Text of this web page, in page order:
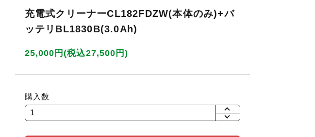
充電式クリーナーCL182FDZW(本体のみ)+バ
ッテリBL1830B(3.0Ah)
25,000円(税込27,500円)
購入数
+